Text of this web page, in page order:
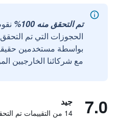
تم التحقق منه 100%
الحجوزات التي تم
مع شركائنا الخارجيين
7.0 جيد
14 من التقييمات تم التحقق منها